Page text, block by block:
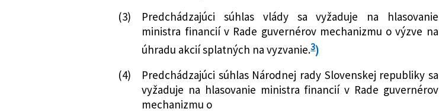
(3)
Predchádzajúci súhlas vlády sa vyžaduje na hlasovanie
ministra financií v Rade guvernérov mechanizmu o výzve na
úhradu akcií splatných na vyzvanie.3)
(4)
Predchádzajúci súhlas Národnej rady Slovenskej republiky sa
vyžaduje na hlasovanie ministra financií v Rade guvernérov
mechanizmu o